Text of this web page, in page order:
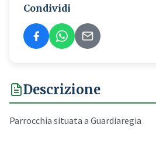
Descrizione
Parrocchia situata a Guardiaregia
Condividi